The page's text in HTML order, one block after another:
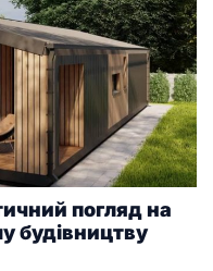
погляд на
будівництву